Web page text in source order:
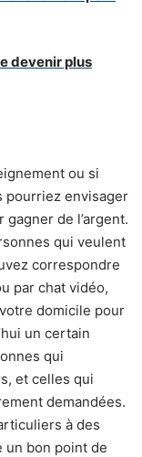
devenir plus
ou si
pourriez envisager
de l’argent.
qui veulent
correspondre
par chat vidéo,
domicile pour
un certain
qui
et celles qui
demandées.
à des
un bon point de